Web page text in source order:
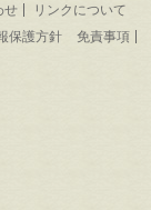
せ
リンクについて
保護方針
免責事項